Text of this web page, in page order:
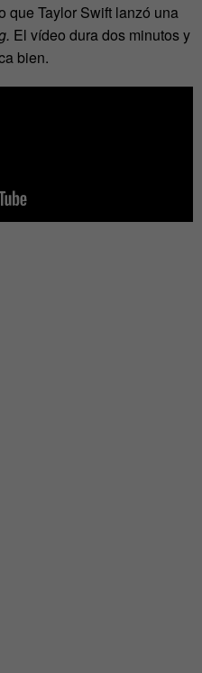
que Taylor Swift lanzó una
El vídeo dura dos minutos y
bien.